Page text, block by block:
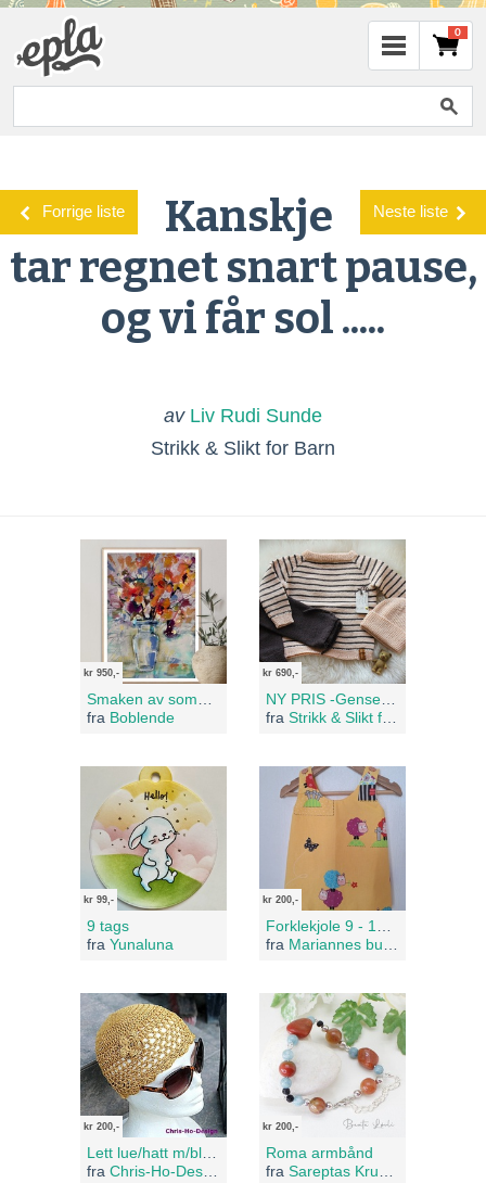
0
Forrige liste Neste liste
Kanskje
tar regnet snart pause,
og vi får sol .....
av Liv Rudi Sunde
Strikk & Slikt for Barn
kr 950,-
fra Boblende
kr 690,-
fra Strikk & Slikt for Barn
kr 99,-
9 tags
fra Yunaluna
kr 200,-
fra Mariannes butikk
kr 200,-
fra Chris-Ho-Design
kr 200,-
Roma armbånd
fra Sareptas Krukke